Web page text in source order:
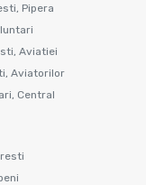
Pipera
Aviatiei
Aviatorilor
Central